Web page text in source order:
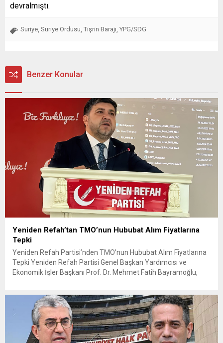
devralmıştı.
Suriye Suriye Ordusu Tişrin Barajı YPG/SDG
Benzer Konular
Yeniden Refah’tan TMO’nun Hububat Alım Fiyatlarına
Tepki
Yeniden Refah Partisi’nden TMO’nun Hububat Alım Fiyatlarına
Tepki Yeniden Refah Partisi Genel Başkan Yardımcısı ve
Ekonomik İşler Başkanı Prof. Dr. Mehmet Fatih Bayramoğlu,
fiyatların çiftçinin artan maliyetlerini karşılamaktan uzak
olduğunu savunarak fiyatların yeniden değerlendirilmesi
çağrısında...